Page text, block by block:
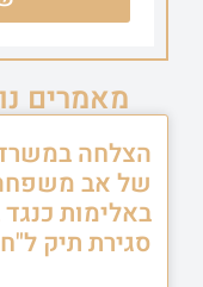
מאמרים
הצלחה
של אב
באלימות כנגד
סגירת תיק